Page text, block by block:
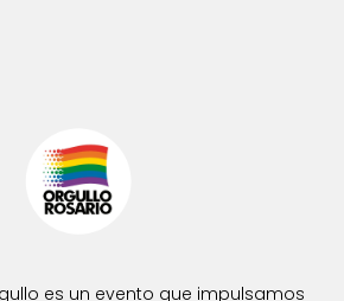
es un evento que impulsamos